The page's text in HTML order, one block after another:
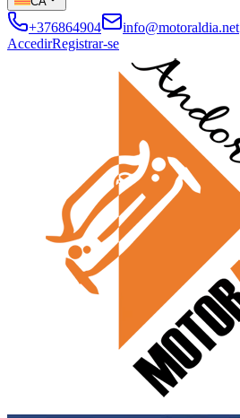
+376864904
info@motoraldia.net
AccedirRegistrar-se